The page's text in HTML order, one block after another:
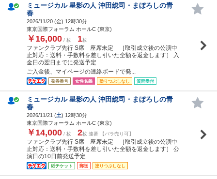
ミュージカル 星影の人 沖田総司・まぼろしの青
春
2026/11/20 (金) 12時30分
東京国際フォーラム ホールC (東京)
￥16,000 / 枚 1枚
ファンクラブ先行 S席 座席未定 ［取引成立後の公演中
止対応：送料・手数料を差し引いた全額を返金します］ 入
金日の翌日までに発送予定
ご入金後、マイページの連絡ボードで発...
発券番号 女性名義 塗りつぶしなし 質問受付
ミュージカル 星影の人 沖田総司・まぼろしの青
春
2026/11/21 (土) 12時30分
東京国際フォーラム ホールC (東京)
￥14,000 / 枚 2枚 連番 【バラ売り可】
ファンクラブ先行 S席 座席未定 ［取引成立後の公演中
止対応：送料・手数料を差し引いた全額を返金します］ 公
演日の10日前発送予定
紙チケット 郵送 塗りつぶしなし